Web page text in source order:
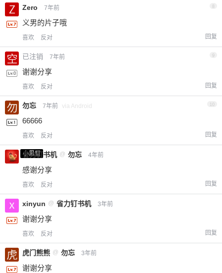
Zero 7年前
义男的片子哦
喜欢 反对 回复
已注销 7年前 9
谢谢分享
喜欢 反对 回复
勿忘 7年前 via Android 10
66666
喜欢 反对 回复
小黑屋
省力钉书机 @ 勿忘 4年前
感谢分享
喜欢 反对 回复
xinyun @ 省力钉书机 3年前
谢谢分享
喜欢 反对 回复
虎门熊熊 @ 勿忘 3年前
谢谢分享